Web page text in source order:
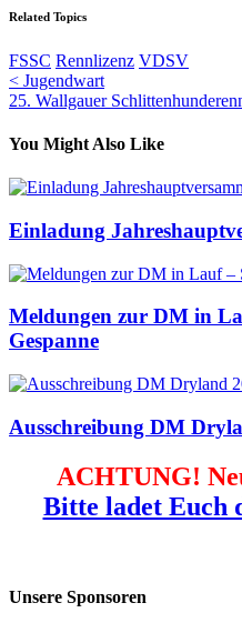
Related Topics
FSSC Rennlizenz VDSV
Beitragsnavigation
< Jugendwart
25. Wallgauer
You Might Also Like
Einladung
Meldungen zur DM in
Gespanne
Ausschreibung DM
ACHTUNG!
Bitte ladet Euch
Unsere Sponsoren